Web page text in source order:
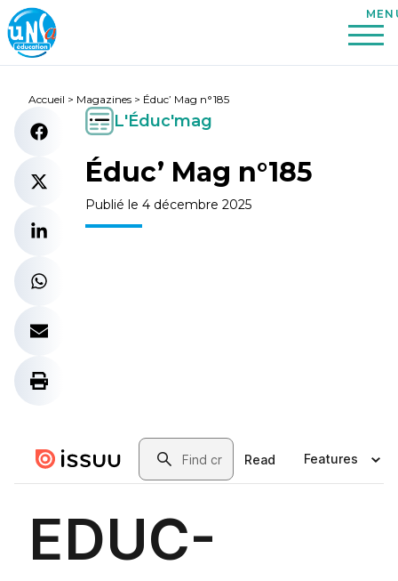
Accueil > Magazines > Éduc’ Mag n°185
L'Éduc'mag
Éduc’ Mag n°185
Publié le 4 décembre 2025